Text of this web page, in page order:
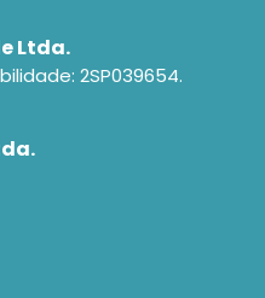
Ltda.
2SP039654.